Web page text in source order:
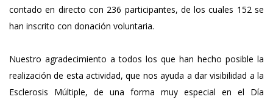
contado en directo con 236 participantes, de los cuales 152 se
han inscrito con donación voluntaria.
Nuestro agradecimiento a todos los que han hecho posible la
realización de esta actividad, que nos ayuda a dar visibilidad a la
Esclerosis Múltiple, de una forma muy especial en el Día